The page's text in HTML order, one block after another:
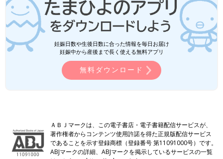
妊娠日数や生後日数に合った情報を毎日お届け
妊娠中から産後まで長く使える無料アプリ
無料ダウンロード
ＡＢＪマークは、この電子書店・電子書籍配信サービスが、
著作権者からコンテンツ使用許諾を得た正規版配信サービス
であることを示す登録商標（登録番号 第11091000号）です。
ABJマークの詳細、ABJマークを掲示しているサービスの一覧